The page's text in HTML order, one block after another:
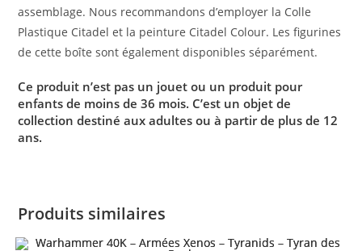
assemblage. Nous recommandons d’employer la Colle
Plastique Citadel et la peinture Citadel Colour. Les figurines
de cette boîte sont également disponibles séparément.
Ce produit n’est pas un jouet ou un produit pour
enfants de moins de 36 mois. C’est un objet de
collection destiné aux adultes ou à partir de plus de 12
ans.
Produits similaires